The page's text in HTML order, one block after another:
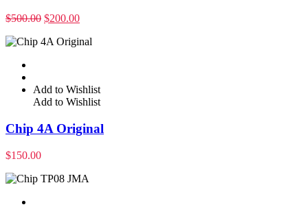
$500.00 $200.00
Add to Wishlist
Add to Wishlist
Chip 4A Original
$150.00